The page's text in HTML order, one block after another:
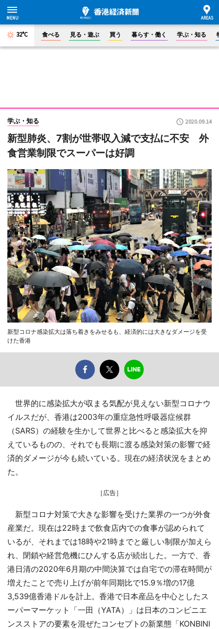
32°C 食べる 見る・遊ぶ 買う 暮らす・働く 学ぶ・知る
学ぶ・知る 2020.09.14
新型肺炎、7割が世帯収入減で支払に不安 外
食営業制限でスーパーは好調
新型コロナ感染拡大は落ち着きをみせるも、経済的には大きなダメージを受
けた香港
世界的に感染拡大が収まる気配が見えない新型コロナウ
イルスだが、香港は2003年の重症急性呼吸器症候群
（SARS）の経験を生かして世界と比べると感染拡大を抑
えているものの、それでも長期に渡る感染対策の影響で経
済的ダメージが今も続いている。現在の経済状況をまとめ
た。
［広告］
新型コロナ対策で大きな影響を受けた業界の一つが外食
産業だ。現在は22時まで飲食店内での食事が認められて
いるが、それまでは18時や21時までと厳しい制限が加えら
れ、閉鎖や経営危機にひんする店が続出した。一方で、香
港日清の2020年6月期の中間決算では自宅での滞在時間が
増えたことで売り上げが前年同期比で15.9％増の17億
3,539億香港ドルを計上。香港で日本産品を中心としたス
ーパーマーケット「一田（YATA）」は日本のコンビニエ
ンスストアの要素を混ぜたコンセプトの新業態「KONBINI